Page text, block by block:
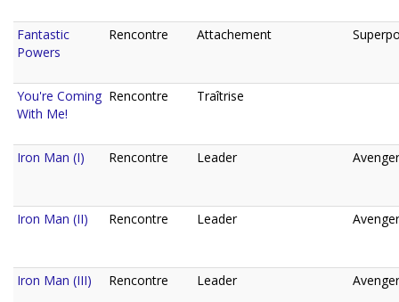
Fantastic
Powers
Rencontre Attachement
You're Coming
With Me!
Rencontre Traîtrise
Iron Man (I) Rencontre Leader
Iron Man (II) Rencontre Leader
Iron Man (III) Rencontre Leader